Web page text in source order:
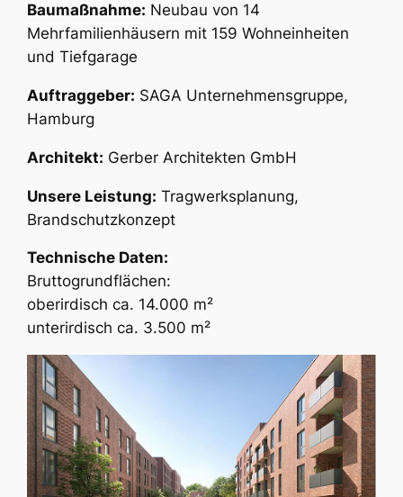
Baumaßnahme: Neubau von 14
Mehrfamilienhäusern mit 159 Wohneinheiten
und Tiefgarage
Auftraggeber: SAGA Unternehmensgruppe,
Hamburg
Architekt: Gerber Architekten GmbH
Unsere Leistung: Tragwerksplanung,
Brandschutzkonzept
Technische Daten:
Bruttogrundflächen:
oberirdisch ca. 14.000 m²
unterirdisch ca. 3.500 m²